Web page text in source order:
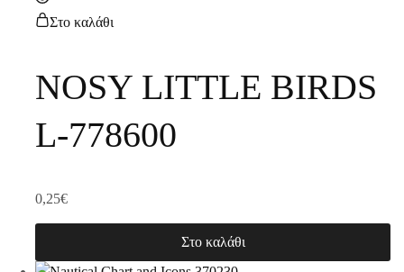
Στο καλάθι
NOSY LITTLE BIRDS
L-778600
0,25€
Στο καλάθι